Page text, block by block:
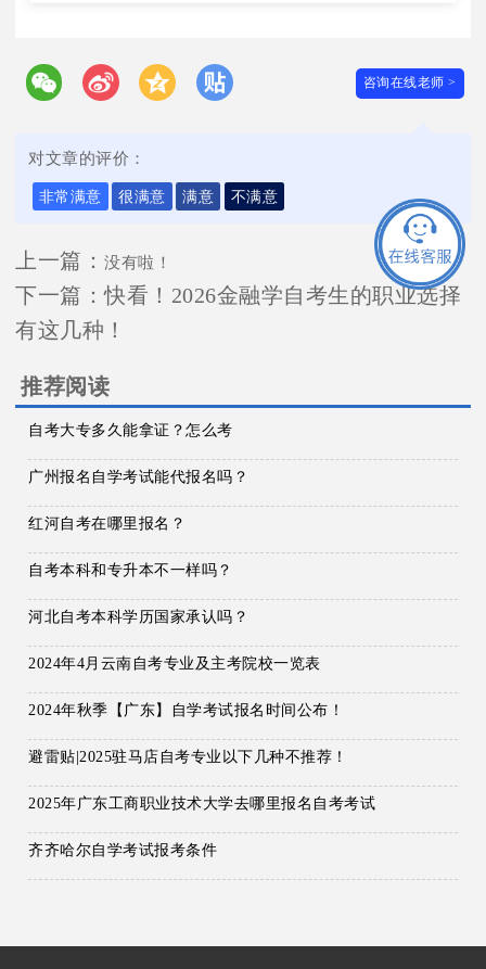
咨询在线老师 >
对文章的评价：
非常满意 很满意 满意 不满意
上一篇：没有啦！
下一篇：快看！2026金融学自考生的职业选择
有这几种！
推荐阅读
自考大专多久能拿证？怎么考
广州报名自学考试能代报名吗？
红河自考在哪里报名？
自考本科和专升本不一样吗？
河北自考本科学历国家承认吗？
2024年4月云南自考专业及主考院校一览表
2024年秋季【广东】自学考试报名时间公布！
避雷贴|2025驻马店自考专业以下几种不推荐！
2025年广东工商职业技术大学去哪里报名自考考试
齐齐哈尔自学考试报考条件